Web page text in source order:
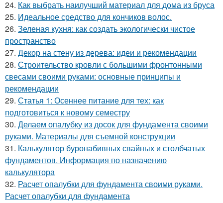
24. Как выбрать наилучший материал для дома из бруса
25. Идеальное средство для кончиков волос.
26. Зеленая кухня: как создать экологически чистое
пространство
27. Декор на стену из дерева: идеи и рекомендации
28. Строительство кровли с большими фронтонными
свесами своими руками: основные принципы и
рекомендации
29. Статья 1: Осеннее питание для тех: как
подготовиться к новому семестру
30. Делаем опалубку из досок для фундамента своими
руками. Материалы для съемной конструкции
31. Калькулятор буронабивных свайных и столбчатых
фундаментов. Информация по назначению
калькулятора
32. Расчет опалубки для фундамента своими руками.
Расчет опалубки для фундамента